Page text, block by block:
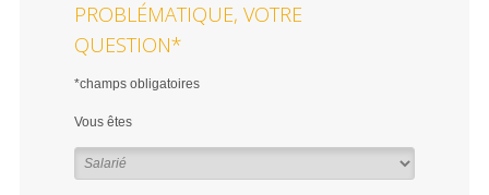
PROBLÉMATIQUE, VOTRE
QUESTION*
*champs obligatoires
Vous êtes